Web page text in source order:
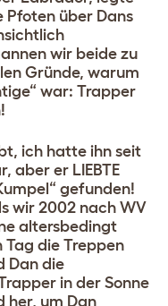
Pfoten über Dans
wir beide zu
Gründe, warum
war: Trapper
ich hatte ihn seit
aber er LIEBTE
gefunden!
wir 2002 nach WV
altersbedingt
die Treppen
Dan die
in der Sonne
her, um Dan